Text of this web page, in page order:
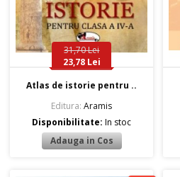
31,70 Lei
23,78 Lei
Atlas de istorie pentru ..
Editura: Aramis
Disponibilitate:In stoc